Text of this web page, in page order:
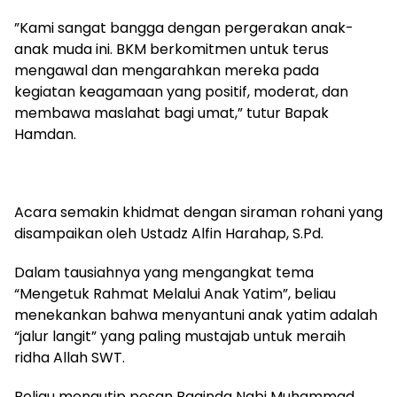
​”Kami sangat bangga dengan pergerakan anak-
anak muda ini. BKM berkomitmen untuk terus
mengawal dan mengarahkan mereka pada
kegiatan keagamaan yang positif, moderat, dan
membawa maslahat bagi umat,” tutur Bapak
Hamdan.
​Acara semakin khidmat dengan siraman rohani yang
disampaikan oleh Ustadz Alfin Harahap, S.Pd.
Dalam tausiahnya yang mengangkat tema
“Mengetuk Rahmat Melalui Anak Yatim”, beliau
menekankan bahwa menyantuni anak yatim adalah
“jalur langit” yang paling mustajab untuk meraih
ridha Allah SWT.